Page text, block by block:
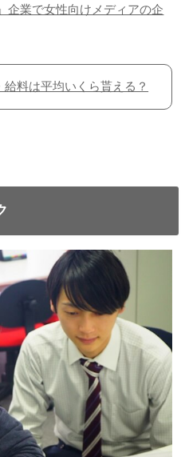
企業で女性向けメディアの企
料は平均いくら貰える？